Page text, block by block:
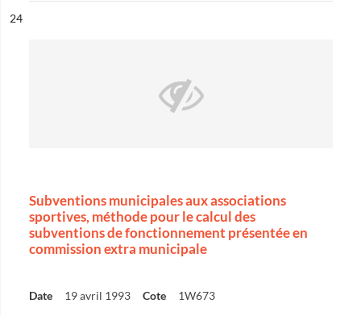
n°
24
Subventions municipales aux associations
sportives, méthode pour le calcul des
subventions de fonctionnement présentée en
commission extra municipale
Date 19 avril 1993 Cote 1W673